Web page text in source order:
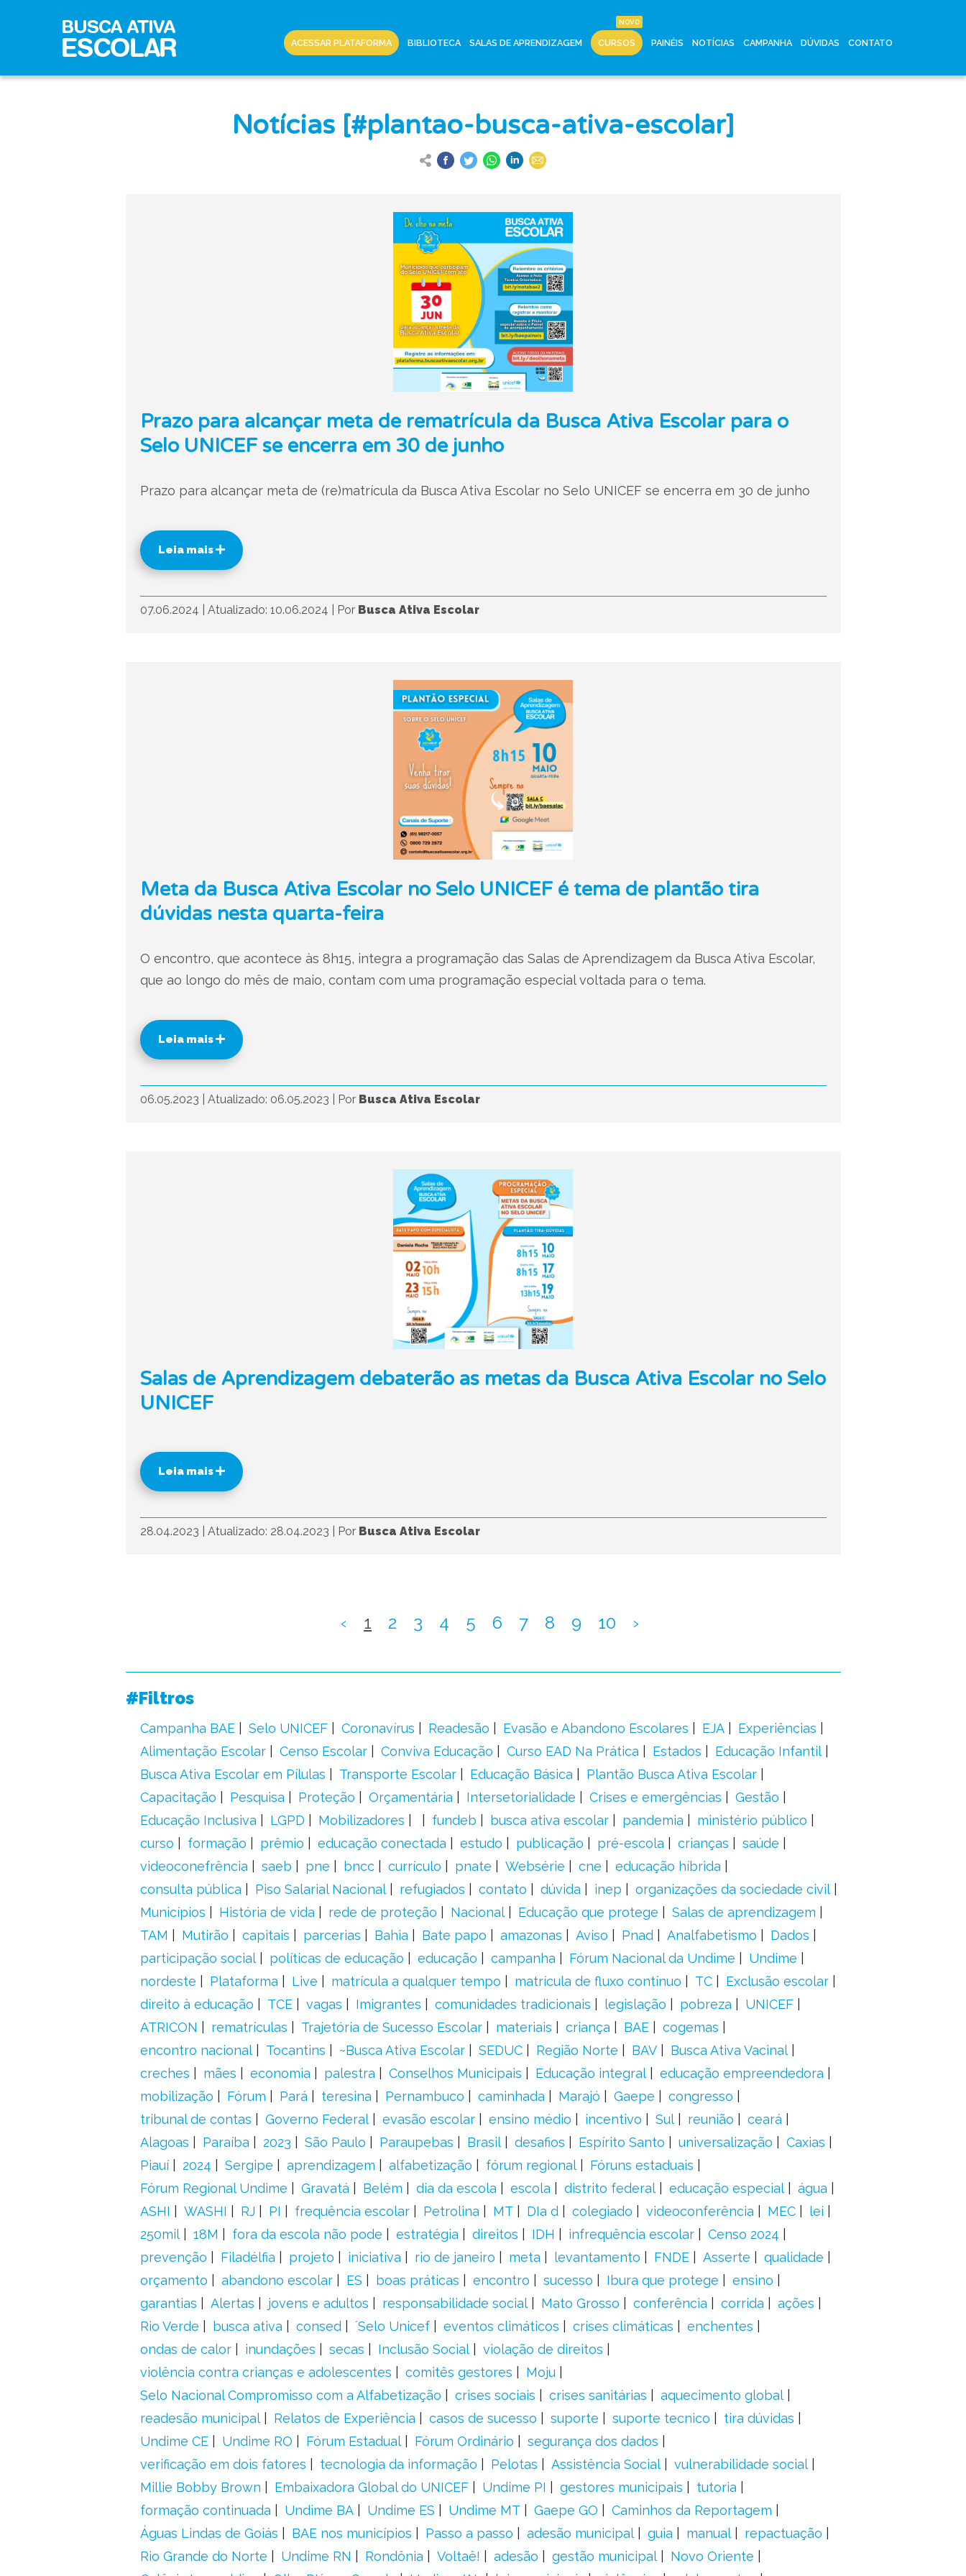
ACESSAR PLATAFORMA BIBLIOTECA SALAS DE APRENDIZAGEM CURSOS PAINÉIS NOTÍCIAS CAMPANHA DÚVIDAS CONTATO
Notícias [#plantao-busca-ativa-escolar]
Prazo para alcançar meta de rematrícula da Busca Ativa Escolar para o
Selo UNICEF se encerra em 30 de junho
Prazo para alcançar meta de (re)matrícula da Busca Ativa Escolar no Selo UNICEF se encerra em 30 de junho
Leia mais
07.06.2024 Atualizado: 10.06.2024 Por Busca Ativa Escolar
Meta da Busca Ativa Escolar no Selo UNICEF é tema de plantão tira
dúvidas nesta quarta-feira
O encontro, que acontece às 8h15, integra a programação das Salas de Aprendizagem da Busca Ativa Escolar,
que ao longo do mês de maio, contam com uma programação especial voltada para o tema.
Leia mais
06.05.2023 Atualizado: 06.05.2023 Por Busca Ativa Escolar
Salas de Aprendizagem debaterão as metas da Busca Ativa Escolar no Selo
UNICEF
Leia mais
28.04.2023 Atualizado: 28.04.2023 Por Busca Ativa Escolar
‹ 1 2 3 4 5 6 7 8 9 10 ›
#Filtros
Campanha BAE Selo UNICEF Coronavírus Readesão Evasão e Abandono Escolares EJA
Experiências
Alimentação Escolar
Censo Escolar Conviva Educação Curso EAD Na Prática Estados
Educação Infantil
Busca Ativa Escolar em Pílulas
Transporte Escolar Educação Básica
Plantão Busca Ativa Escolar
Capacitação
Pesquisa Proteção Orçamentária Intersetorialidade Crises e emergências
Gestão
Educação Inclusiva
LGPD Mobilizadores fundeb busca ativa escolar pandemia
ministério público
curso
formação prêmio educação conectada estudo publicação pré-escola crianças
saúde
videoconefrência
saeb pne bncc currículo pnate Websérie cne
educação híbrida
consulta pública
Piso Salarial Nacional refugiados contato dúvida inep
organizações da sociedade civil
Municípios
História de vida rede de proteção Nacional Educação que protege
Salas de aprendizagem
TAM
Mutirão capitais parcerias Bahia Bate papo amazonas Aviso Pnad Analfabetismo
Dados
participação social
políticas de educação educação campanha Fórum Nacional da Undime
Undime
nordeste
Plataforma Live matrícula a qualquer tempo matrícula de fluxo contínuo TC
Exclusão escolar
direito à educação
TCE vagas Imigrantes comunidades tradicionais legislação pobreza
UNICEF
ATRICON
rematrículas Trajetória de Sucesso Escolar materiais criança BAE
cogemas
encontro nacional
Tocantins ~Busca Ativa Escolar SEDUC Região Norte BAV
Busca Ativa Vacinal
creches
mães economia palestra Conselhos Municipais Educação integral
educação empreendedora
mobilização
Fórum Pará teresina Pernambuco caminhada Marajó Gaepe
congresso
tribunal de contas
Governo Federal evasão escolar ensino médio incentivo Sul reunião
ceará
Alagoas
Paraíba 2023 São Paulo Paraupebas Brasil desafios Espírito Santo universalização
Caxias
Piauí
2024 Sergipe aprendizagem alfabetização fórum regional
Fóruns estaduais
Fórum Regional Undime
Gravatá Belém dia da escola escola distrito federal educação especial
água
ASHI
WASHI RJ PI frequência escolar Petrolina MT DIa d colegiado videoconferência MEC
lei
250mil
18M fora da escola não pode estratégia direitos IDH infrequência escolar
Censo 2024
prevenção
Filadélfia projeto iniciativa rio de janeiro meta levantamento FNDE Asserte
qualidade
orçamento
abandono escolar ES boas práticas encontro sucesso Ibura que protege
ensino
garantias
Alertas jovens e adultos responsabilidade social Mato Grosso conferência corrida
ações
Rio Verde
busca ativa consed ´Selo Unicef eventos climáticos crises climáticas
enchentes
ondas de calor
inundações secas Inclusão Social
violação de direitos
violência contra crianças e adolescentes
comitês gestores
Moju
Selo Nacional Compromisso com a Alfabetização
crises sociais crises sanitárias
aquecimento global
readesão municipal
Relatos de Experiência casos de sucesso suporte suporte tecnico
tira dúvidas
Undime CE
Undime RO Fórum Estadual Fórum Ordinário
segurança dos dados
verificação em dois fatores
tecnologia da informação Pelotas Assistência Social
vulnerabilidade social
Millie Bobby Brown
Embaixadora Global do UNICEF Undime PI gestores municipais
tutoria
formação continuada
Undime BA Undime ES Undime MT Gaepe GO
Caminhos da Reportagem
Águas Lindas de Goiás
BAE nos municípios Passo a passo adesão municipal guia manual
repactuação
Rio Grande do Norte
Undime RN Rondônia Voltaê! adesão gestão municipal
Novo Oriente